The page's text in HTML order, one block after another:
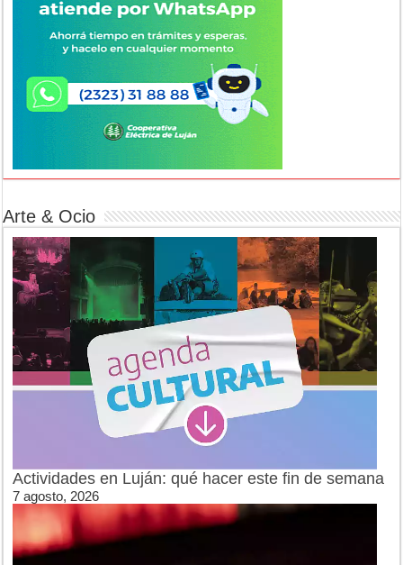
Arte & Ocio
Actividades en Luján: qué hacer este fin de semana
7 agosto, 2026